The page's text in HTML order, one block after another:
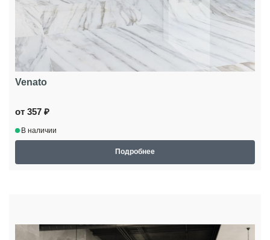
Venato
от 357 ₽
В наличии
Подробнее